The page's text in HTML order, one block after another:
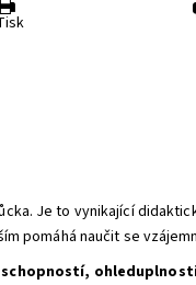
Je to vynikající
pomáhá naučit se